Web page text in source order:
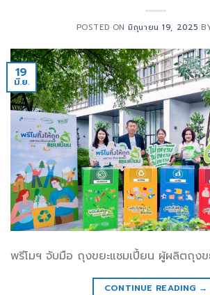
POSTED ONมิถุนายน 19, 2025
19
มิ.ย.
พรีโมฯ จับมือ ถุงขยะแชมเปี้ยน ผู้ผลิตถุงข
CONTINUE READING →